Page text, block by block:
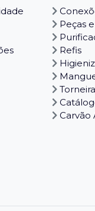
Peças
Refis
Carvão